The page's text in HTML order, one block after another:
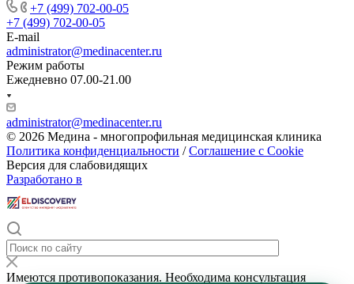
+7 (499) 702-00-05
+7 (499) 702-00-05
E-mail
administrator@medinacenter.ru
Режим работы
Ежедневно 07.00-21.00
administrator@medinacenter.ru
© 2026 Медина - многопрофильная медицинская клиника
Политика конфиденциальности /Соглашение с Cookie
Версия для слабовидящих
Разработано в
Имеются противопоказания. Необходима консультация